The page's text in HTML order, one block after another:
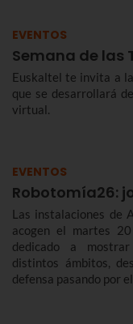
EVENTOS
Semana de las
Euskaltel te invita a
que se desarrollará
virtual.
EVENTOS
Robotomía26:
Las instalaciones de
acogen el martes
dedicado a
distintos ámbitos,
defensa pasando por